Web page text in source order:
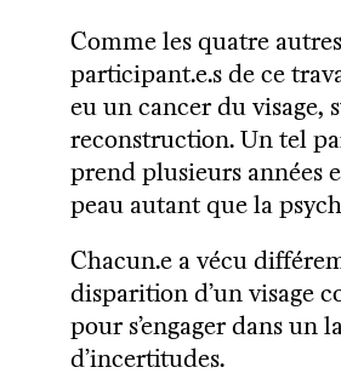
Comme les quatre autres
participant.e.s de ce
eu uncancerdu visage,
reconstruction. Un tel
prend plusieurs années
peau autant que la
Chacun.e a vécu
disparition d’un visage
pour s’engager dans un
d’incertitudes.